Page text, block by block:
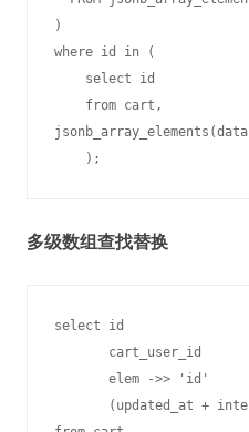
)
where id in (
    select id
    from cart,
    );
多级数组查找替换
select id
cart_user_id
elem ->> 'id'
(updated_at +